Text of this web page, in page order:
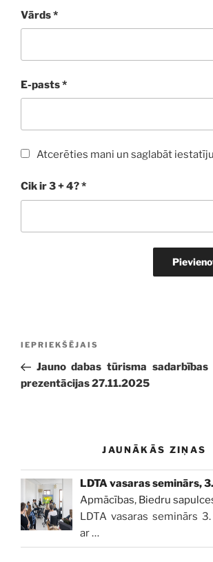
Vārds*
E-pasts*
Atcerēties mani un saglabāt
Cik ir 3 + 4?*
Iepriekšējā
ziņa:
IEPRIEKŠĒJAIS
Jauno dabas tūrisma
prezentācijas 27.11.2025
JAUNĀKĀS ZIŅAS
LDTA vasaras seminārs,
Apmācības, Biedru
LDTA vasaras seminārs
ar…